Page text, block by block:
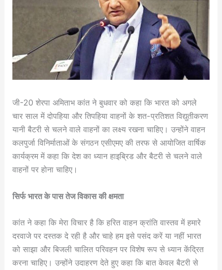
जी-20 शेरपा अमिताभ कांत ने बुधवार को कहा कि भारत को अगले
चार साल में दोपहिया और तिपहिया वाहनों के शत-प्रतिशत विद्युतीकरण
यानी बैटरी से चलने वाले वाहनों का लक्ष्य रखना चाहिए। उन्होंने वाहन
कलपुर्जा विनिर्माताओं के संगठन एसीएमए की तरफ से आयोजित वार्षिक
कार्यक्रम में कहा कि देश का ध्यान हाइब्रिड और बैटरी से चलने वाले
वाहनों पर होना चाहिए।
सिर्फ भारत के पास तेज विकास की क्षमता
कांत ने कहा कि मेरा विचार है कि हरित वाहन क्रांति वास्तव में हमारे
दरवाजे पर दस्तक दे रही है और चाहे हम इसे पसंद करें या नहीं भारत
को साझा और बिजली चालित परिवहन पर विशेष रूप से ध्यान केंद्रित
करना चाहिए। उन्होंने उदाहरण देते हुए कहा कि बात केवल बैटरी से